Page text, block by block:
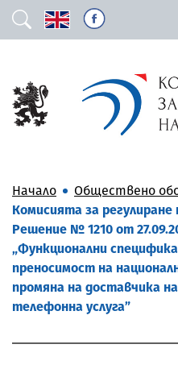
Начало
Обществено
Комисията за
Решение № 1210 от
„Функционални
преносимост на
промяна на доставчика
телефонна услуга”